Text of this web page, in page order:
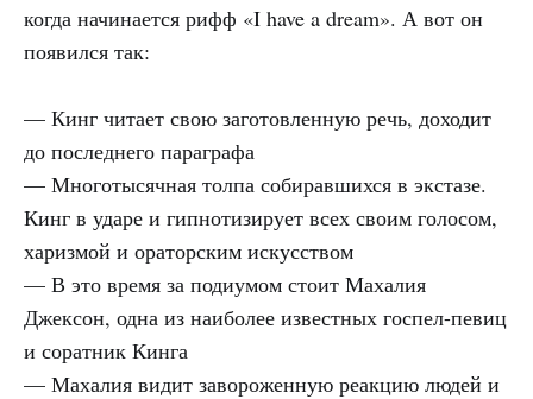
когда начинается рифф «I have a dream». А вот он
появился так:
— Кинг читает свою заготовленную речь, доходит
до последнего параграфа
— Многотысячная толпа собиравшихся в экстазе.
Кинг в ударе и гипнотизирует всех своим голосом,
харизмой и ораторским искусством
— В это время за подиумом стоит Махалия
Джексон, одна из наиболее известных госпел-певиц
и соратник Кинга
— Махалия видит завороженную реакцию людей и